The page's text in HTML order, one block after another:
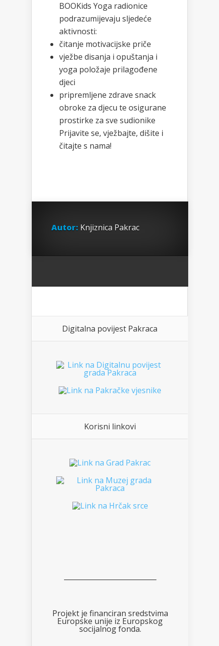
BOOKids Yoga radionice
podrazumijevaju sljedeće
aktivnosti:
čitanje motivacijske priče
vježbe disanja i opuštanja i
yoga položaje prilagođene
djeci
pripremljene zdrave snack
obroke za djecu te osigurane
prostirke za sve sudionike
Prijavite se, vježbajte, dišite i
čitajte s nama!
Autor: Knjiznica Pakrac
Digitalna povijest Pakraca
Korisni linkovi
Projekt je financiran sredstvima
Europske unije iz Europskog
socijalnog fonda.